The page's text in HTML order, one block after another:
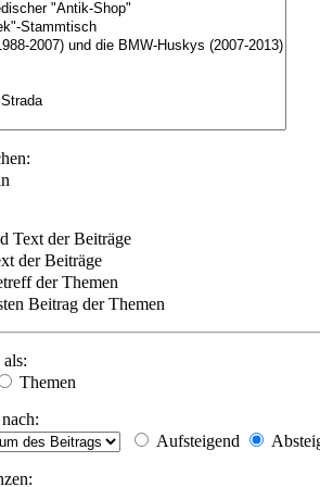
Text der Beiträge
der Beiträge
der Themen
Beitrag der Themen
Themen
Aufsteigend